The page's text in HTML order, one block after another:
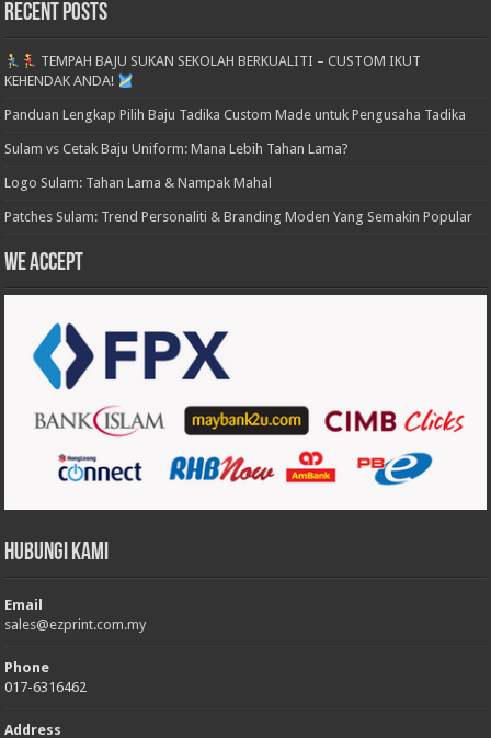
Recent Posts
TEMPAH BAJU SUKAN SEKOLAH BERKUALITI – CUSTOM IKUT
KEHENDAK ANDA!
Panduan Lengkap Pilih Baju Tadika Custom Made untuk Pengusaha Tadika
Sulam vs Cetak Baju Uniform: Mana Lebih Tahan Lama?
Logo Sulam: Tahan Lama & Nampak Mahal
Patches Sulam: Trend Personaliti & Branding Moden Yang Semakin Popular
We accept
Hubungi Kami
Email
sales@ezprint.com.my
Phone
017-6316462
Address